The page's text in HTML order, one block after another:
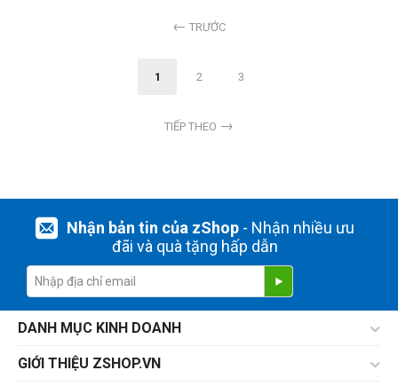
TRƯỚC
1 2 3
TIẾP THEO
Nhận bản tin của zShop- Nhận nhiều ưu
đãi và quà tặng hấp dẫn
DANH MỤC KINH DOANH
GIỚI THIỆU ZSHOP.VN